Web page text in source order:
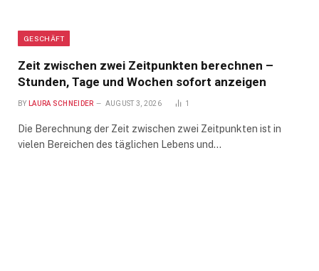
GESCHÄFT
Zeit zwischen zwei Zeitpunkten berechnen –
Stunden, Tage und Wochen sofort anzeigen
BY LAURA SCHNEIDER AUGUST 3, 2026 1
Die Berechnung der Zeit zwischen zwei Zeitpunkten ist in
vielen Bereichen des täglichen Lebens und…